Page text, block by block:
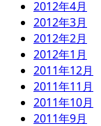
2012年4月
2012年3月
2012年2月
2012年1月
2011年12月
2011年11月
2011年10月
2011年9月